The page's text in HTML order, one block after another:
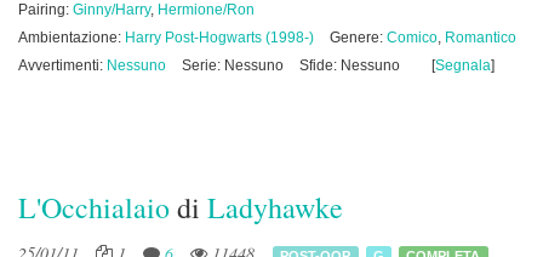
Pairing: Ginny/Harry, Hermione/Ron
Ambientazione: Harry Post-Hogwarts (1998-) Genere: Comico, Romantico
Avvertimenti: Nessuno Serie: Nessuno Sfide: Nessuno [Segnala]
L'Occhialaiodi Ladyhawke